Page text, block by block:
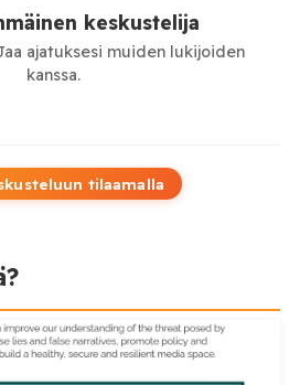
keskustelija
ajatuksesi muiden lukijoiden
kanssa.
tilaamalla